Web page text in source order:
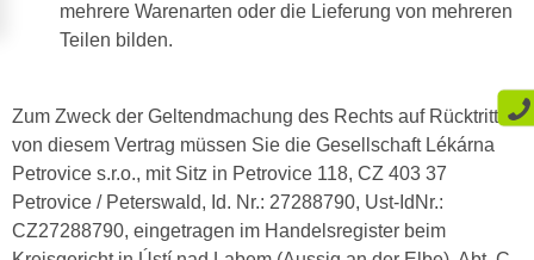
mehrere Warenarten oder die Lieferung von mehreren
Teilen bilden.
Zum Zweck der Geltendmachung des Rechts auf Rücktritt
von diesem Vertrag müssen Sie die Gesellschaft Lékárna
Petrovice s.r.o., mit Sitz in Petrovice 118, CZ 403 37
Petrovice / Peterswald, Id. Nr.: 27288790, Ust-IdNr.:
CZ27288790, eingetragen im Handelsregister beim